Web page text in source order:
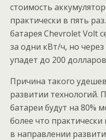
стоимость
практически в пять
батарея Chevrolet Volt
за одни кВт/ч, но
упадет до 200
Причина такого
развитии технологий.
батареи будут на
более что
в направлении